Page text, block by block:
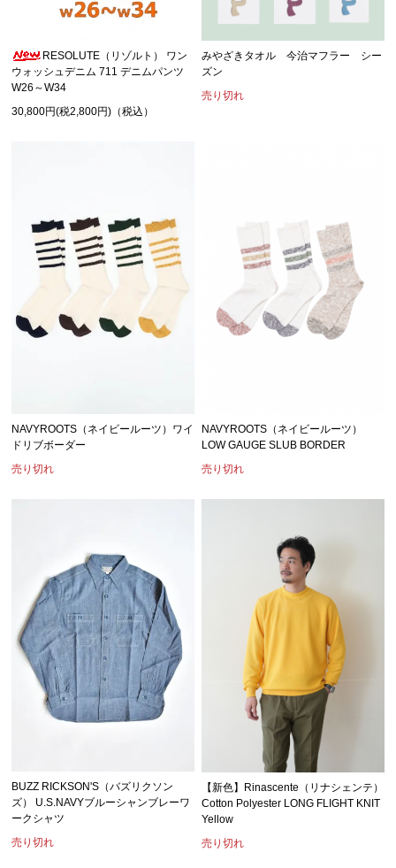
RESOLUTE（リゾルト） ワン
ウォッシュデニム 711 デニムパンツ
W26～W34
30,800円(税2,800円)（税込）
みやざきタオル 今治マフラー シー
ズン
売り切れ
NAVYROOTS（ネイビールーツ）ワイ
ドリブボーダー
売り切れ
NAVYROOTS（ネイビールーツ）
LOW GAUGE SLUB BORDER
売り切れ
BUZZ RICKSON'S（バズリクソン
ズ） U.S.NAVYブルーシャンブレーワ
ークシャツ
売り切れ
【新色】Rinascente（リナシェンテ）
Cotton Polyester LONG FLIGHT KNIT
Yellow
売り切れ